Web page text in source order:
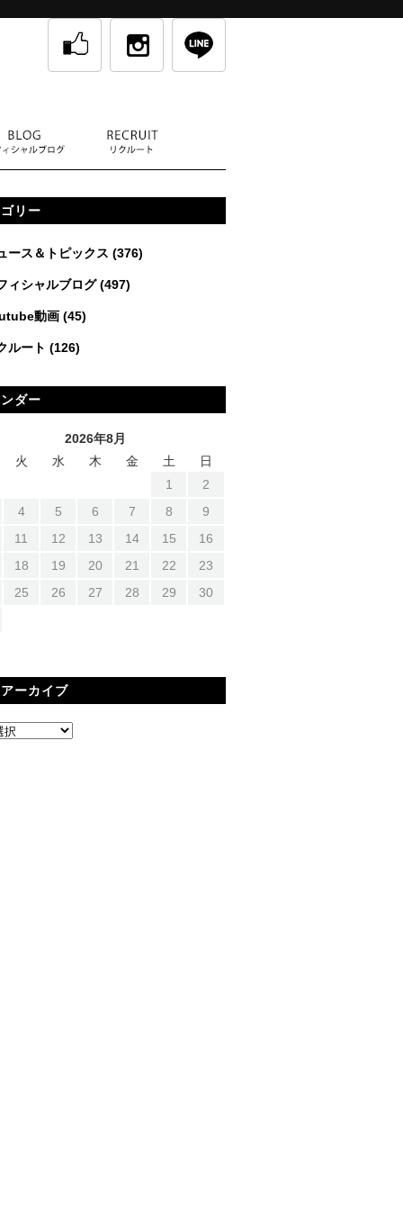
リー
ース＆トピックス (376)
ィシャルブログ(497)
動画 (45)
ルート (126)
ダー
2026年8月
火
水 木 金 土
日
1
2
4
5 6 7 8
9
11
12 13 14 15
16
18
19 20 21 22
23
25
26 27 28 29 30
ーカイブ